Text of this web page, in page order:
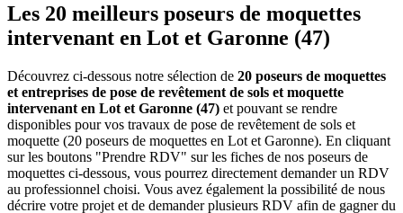
Les 20 meilleurs poseurs de moquettes
intervenant en Lot et Garonne (47)
Découvrez ci-dessous notre sélection de 20 poseurs de moquettes
et entreprises de pose de revêtement de sols et moquette
intervenant en Lot et Garonne (47) et pouvant se rendre
disponibles pour vos travaux de pose de revêtement de sols et
moquette (20 poseurs de moquettes en Lot et Garonne). En cliquant
sur les boutons "Prendre RDV" sur les fiches de nos poseurs de
moquettes ci-dessous, vous pourrez directement demander un RDV
au professionnel choisi. Vous avez également la possibilité de nous
décrire votre projet et de demander plusieurs RDV afin de gagner du